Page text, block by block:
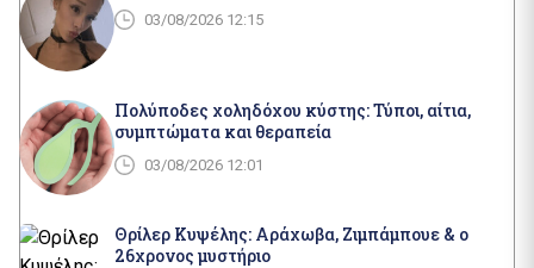
03/08/2026 12:15
Πολύποδες χοληδόχου κύστης: Τύποι, αίτια,
συμπτώματα και θεραπεία
03/08/2026 12:01
Θρίλερ Κυψέλης: Αράχωβα, Ζιμπάμπουε & ο
26χρονος μυστήριο